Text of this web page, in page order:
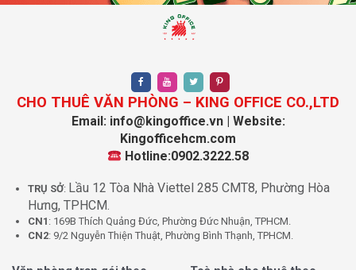
Thuê chỗ ngồi cho cá nhân
ngồi linh hoạt, nơi cá nhân có thể làm việc tại bất kỳ vị trí
gồm các dịch vụ cơ bản và tiện ích, tạo không gian làm
việc tiện lợi và thân thiện.
Thuê văn phòng chung dạng làm tường ngăn cho
: Đây là lựa chọn lý tưởng cho các nhóm
hoặc doanh nghiệp nhỏ, cho phép thuê không gian riêng
cảm giác văn phòng riêng tư, nhưng vẫn hưởng lợi từ các
tiện ích và không gian chung của coworking.
II. Đánh giá văn phòng Coworking
CHO THUÊ VĂN PHÒNG – KING OFFICE CO.,LTD
Email: info@kingoffice.vn | Website:
Kingofficehcm.com
Hotline:0902.3222.58
TRỤ SỞ: Lầu 12 Tòa Nhà Viettel 285 CMT8, Phường Hòa
Hưng, TPHCM.
CN1 : 169B Thích Quảng Đức, Phường Đức Nhuận, TPHCM.
CN2: 9/2 Nguyễn Thiện Thuật, Phường Bình Thạnh, TPHCM.